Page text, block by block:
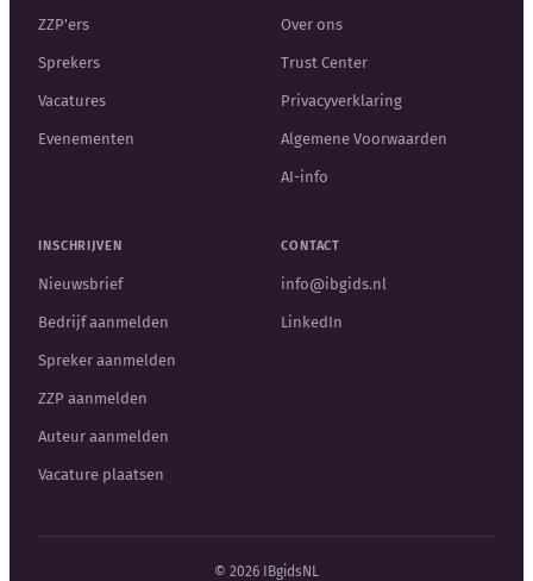
ZZP'ers
Sprekers
Vacatures
Evenementen
Over ons
Trust Center
Privacyverklaring
Algemene Voorwaarden
AI-info
INSCHRIJVEN
Nieuwsbrief
Bedrijf aanmelden
Spreker aanmelden
ZZP aanmelden
Auteur aanmelden
Vacature plaatsen
CONTACT
info@ibgids.nl
LinkedIn
© 2026 IBgidsNL